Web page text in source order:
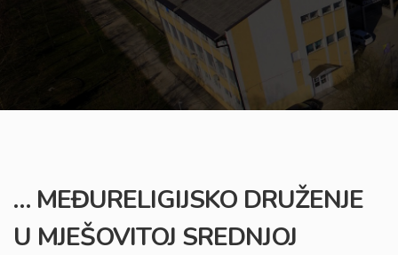
… MEĐURELIGIJSKO DRUŽENJE
U MJEŠOVITOJ SREDNJOJ